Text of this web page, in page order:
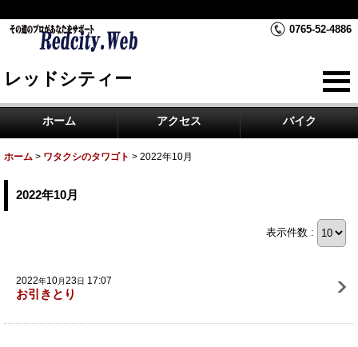
0765-52-4886
レッドシティー
ホーム アクセス バイク
ホーム > ワタクシのタワゴト > 2022年10月
2022年10月
表示件数 :
2022年10月23日 17:07
お引きとり